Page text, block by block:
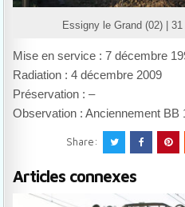
Essigny le Grand (02) |
Mise en service : 7 décembre
Radiation : 4 décembre 2009
Préservation : –
Observation : Anciennement BB
Share:
Articles connexes